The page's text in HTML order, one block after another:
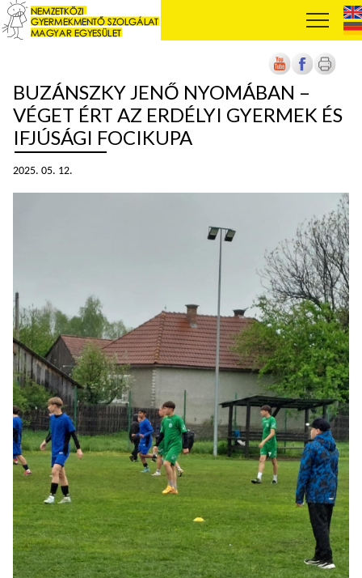
BUZÁNSZKY JENŐ NYOMÁBAN –
VÉGET ÉRT AZ ERDÉLYI GYERMEK ÉS
IFJÚSÁGI FOCIKUPA
2025. 05. 12.